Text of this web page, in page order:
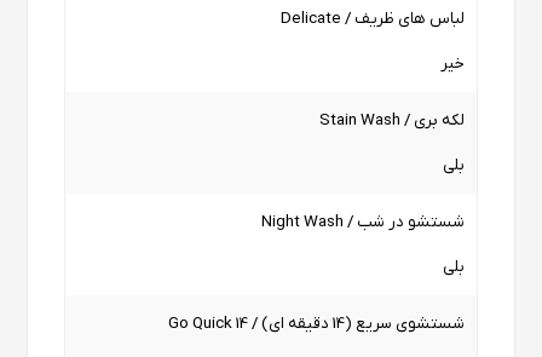
لباس های ظریف / Delicate
خیر
لکه بری / Stain Wash
بلی
شستشو در شب / Night Wash
بلی
شستشوی سریع (14 دقیقه ای) / Go Quick 14